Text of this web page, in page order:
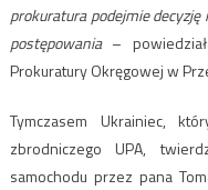
prokuratura podejmie
postępowania –
Prokuratury Okręgowej w
Tymczasem Ukrainiec,
zbrodniczego UPA,
samochodu przez pana